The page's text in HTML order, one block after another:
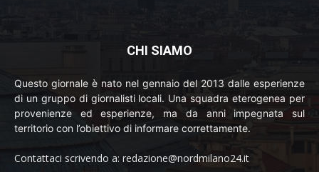
CHI SIAMO
Questo giornale è nato nel gennaio del 2013 dalle esperienze
di un gruppo di giornalisti locali. Una squadra eterogenea per
provenienze ed esperienze, ma da anni impegnata sul
territorio con l’obiettivo di informare correttamente.
Contattaci scrivendo a: redazione@nordmilano24.it